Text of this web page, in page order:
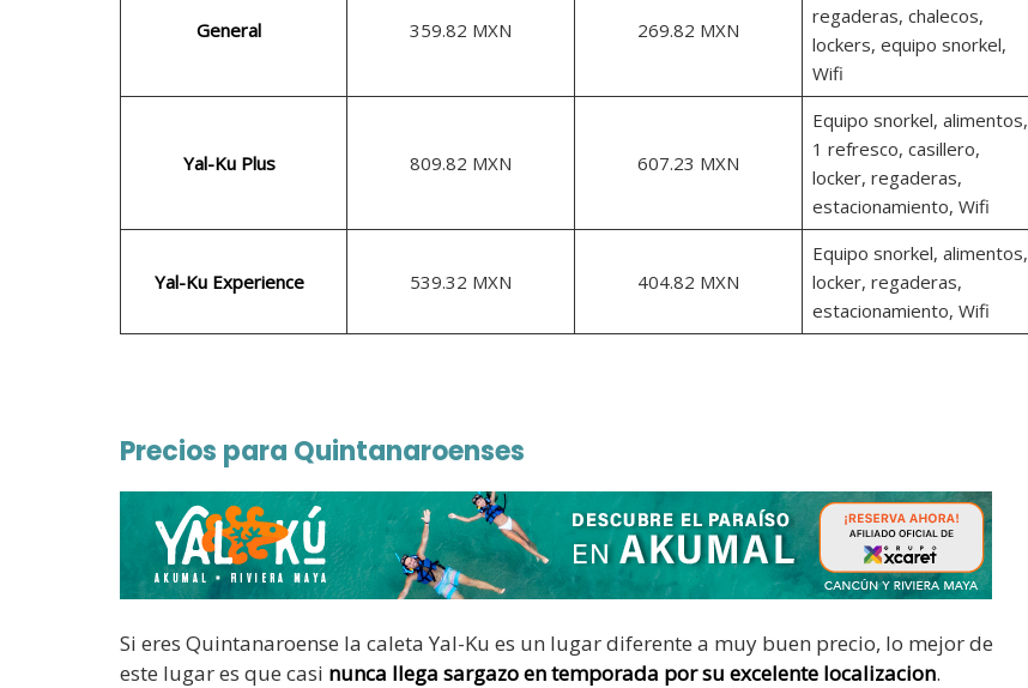
General 359.82 MXN 269.82 MXN
regaderas, chalecos,
lockers, equipo snorkel,
Wifi
Yal-Ku Plus 809.82 MXN 607.23 MXN
Equipo snorkel, alimentos,
1 refresco, casillero,
locker, regaderas,
estacionamiento, Wifi
Yal-Ku Experience 539.32 MXN 404.82 MXN
Equipo snorkel, alimentos,
locker, regaderas,
estacionamiento, Wifi
Precios para Quintanaroenses
Si eres Quintanaroense la caleta Yal-Ku es un lugar diferente a muy buen precio, lo mejor de
este lugar es que casi nunca llega sargazo en temporada por su excelente localizacion.